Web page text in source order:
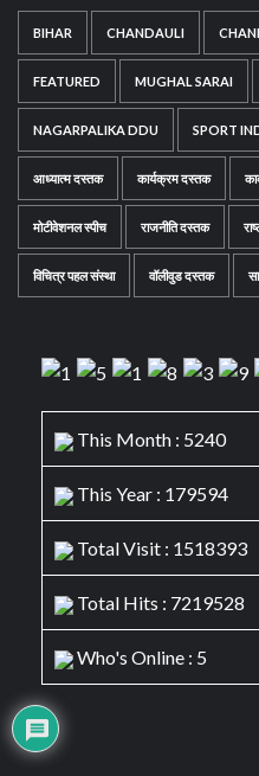
BIHAR CHANDAULI
FEATURED MUGHAL SARAI
NAGARPALIKA DDU SPORT
आध्यात्म दस्तक कार्यक्रम दस्तक
मोटीवेशनल स्पीच राजनीति दस्तक
विचित्र पहल संस्था वॉलीवुड दस्तक
This Month : 5240
This Year : 179594
Total Visit : 1518393
Total Hits : 7219528
Who's Online : 5